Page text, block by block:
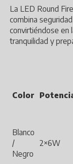
La LED Round
combina
convirtiéndose en
tranquilidad y
Color
Blanco
/
Negro
2×6W